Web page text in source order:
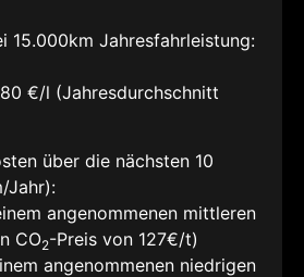
15.000km Jahresfahrleistung:
€/l (Jahresdurchschnitt
über die nächsten 10
Jahr):
angenommenen mittleren
CO2-Preis von 127€/t)
angenommenen niedrigen